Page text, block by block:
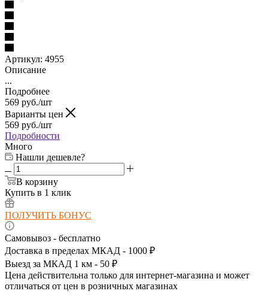
Артикул: 4955
Описание
...
Подробнее
569 руб./шт
Варианты цен
569 руб./шт
Подробности
Много
Нашли дешевле?
В корзину
Купить в 1 клик
ПОЛУЧИТЬ БОНУС
Самовывоз - бесплатно
Доставка в пределах МКАД - 1000 ₽
Выезд за МКАД 1 км - 50 ₽
Цена действительна только для интернет-магазина и может
отличаться от цен в розничных магазинах